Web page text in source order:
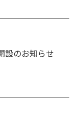
設のお知らせ